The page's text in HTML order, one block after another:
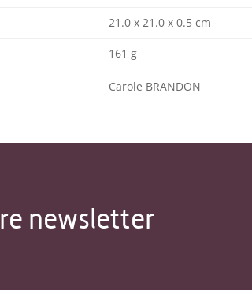
21.0 x 21.0 x 0.5 cm
161 g
Carole BRANDON
newsletter